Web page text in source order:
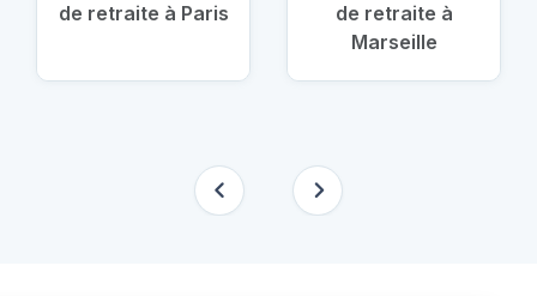
de retraite à Paris
de retraite à
Marseille